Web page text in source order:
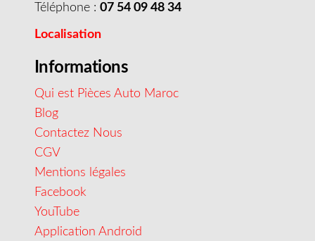
Téléphone : 07 54 09 48 34
Localisation
Informations
Qui est Pièces Auto Maroc
Blog
Contactez Nous
CGV
Mentions légales
Facebook
YouTube
Application Android